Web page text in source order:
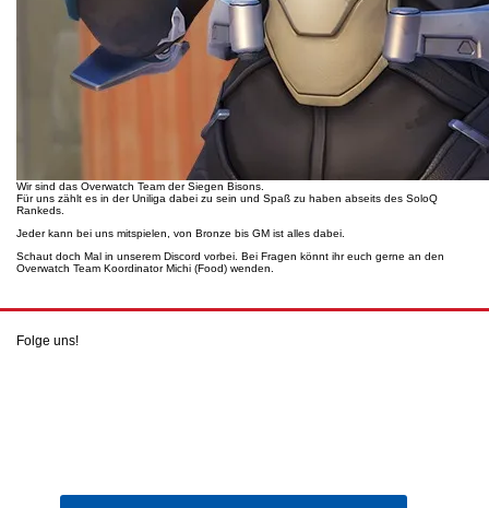
Wir sind das Overwatch Team der Siegen Bisons.
Für uns zählt es in der Uniliga dabei zu sein und Spaß zu haben abseits des SoloQ
Rankeds.
Jeder kann bei uns mitspielen, von Bronze bis GM ist alles dabei.
Schaut doch Mal in unserem Discord vorbei. Bei Fragen könnt ihr euch gerne an den
Overwatch Team Koordinator Michi (Food) wenden.
Folge uns!